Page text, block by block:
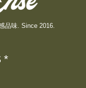
品味. Since 2016.
*